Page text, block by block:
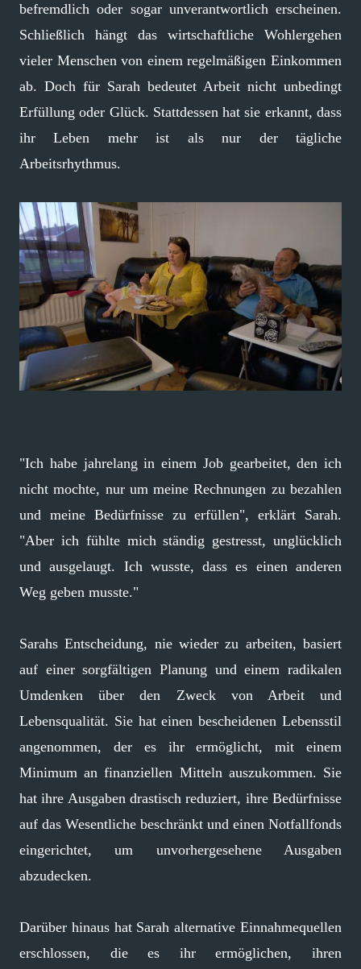
befremdlich oder sogar unverantwortlich erscheinen.
Schließlich hängt das wirtschaftliche Wohlergehen
vieler Menschen von einem regelmäßigen Einkommen
ab. Doch für Sarah bedeutet Arbeit nicht unbedingt
Erfüllung oder Glück. Stattdessen hat sie erkannt, dass
ihr Leben mehr ist als nur der tägliche
Arbeitsrhythmus.
"Ich habe jahrelang in einem Job gearbeitet, den ich
nicht mochte, nur um meine Rechnungen zu bezahlen
und meine Bedürfnisse zu erfüllen", erklärt Sarah.
"Aber ich fühlte mich ständig gestresst, unglücklich
und ausgelaugt. Ich wusste, dass es einen anderen
Weg geben musste."
Sarahs Entscheidung, nie wieder zu arbeiten, basiert
auf einer sorgfältigen Planung und einem radikalen
Umdenken über den Zweck von Arbeit und
Lebensqualität. Sie hat einen bescheidenen Lebensstil
angenommen, der es ihr ermöglicht, mit einem
Minimum an finanziellen Mitteln auszukommen. Sie
hat ihre Ausgaben drastisch reduziert, ihre Bedürfnisse
auf das Wesentliche beschränkt und einen Notfallfonds
eingerichtet, um unvorhergesehene Ausgaben
abzudecken.
Darüber hinaus hat Sarah alternative Einnahmequellen
erschlossen, die es ihr ermöglichen, ihren